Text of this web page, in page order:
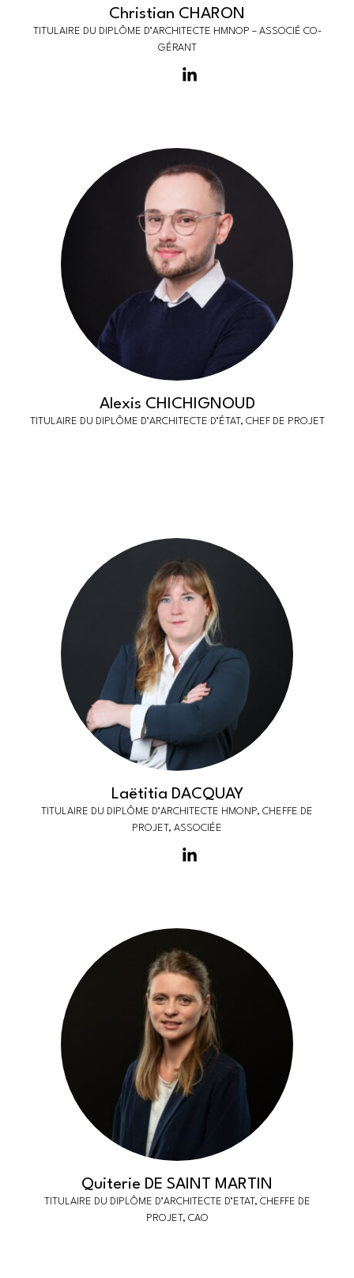
Christian CHARON
TITULAIRE DU DIPLÔME D’ARCHITECTE HMNOP – ASSOCIÉ CO-
GÉRANT
Alexis CHICHIGNOUD
TITULAIRE DU DIPLÔME D’ARCHITECTE D’ÉTAT, CHEF DE PROJET
Laëtitia DACQUAY
TITULAIRE DU DIPLÔME D’ARCHITECTE HMONP, CHEFFE DE
PROJET, ASSOCIÉE
Quiterie DE SAINT MARTIN
TITULAIRE DU DIPLÔME D’ARCHITECTE D’ETAT, CHEFFE DE
PROJET, CAO